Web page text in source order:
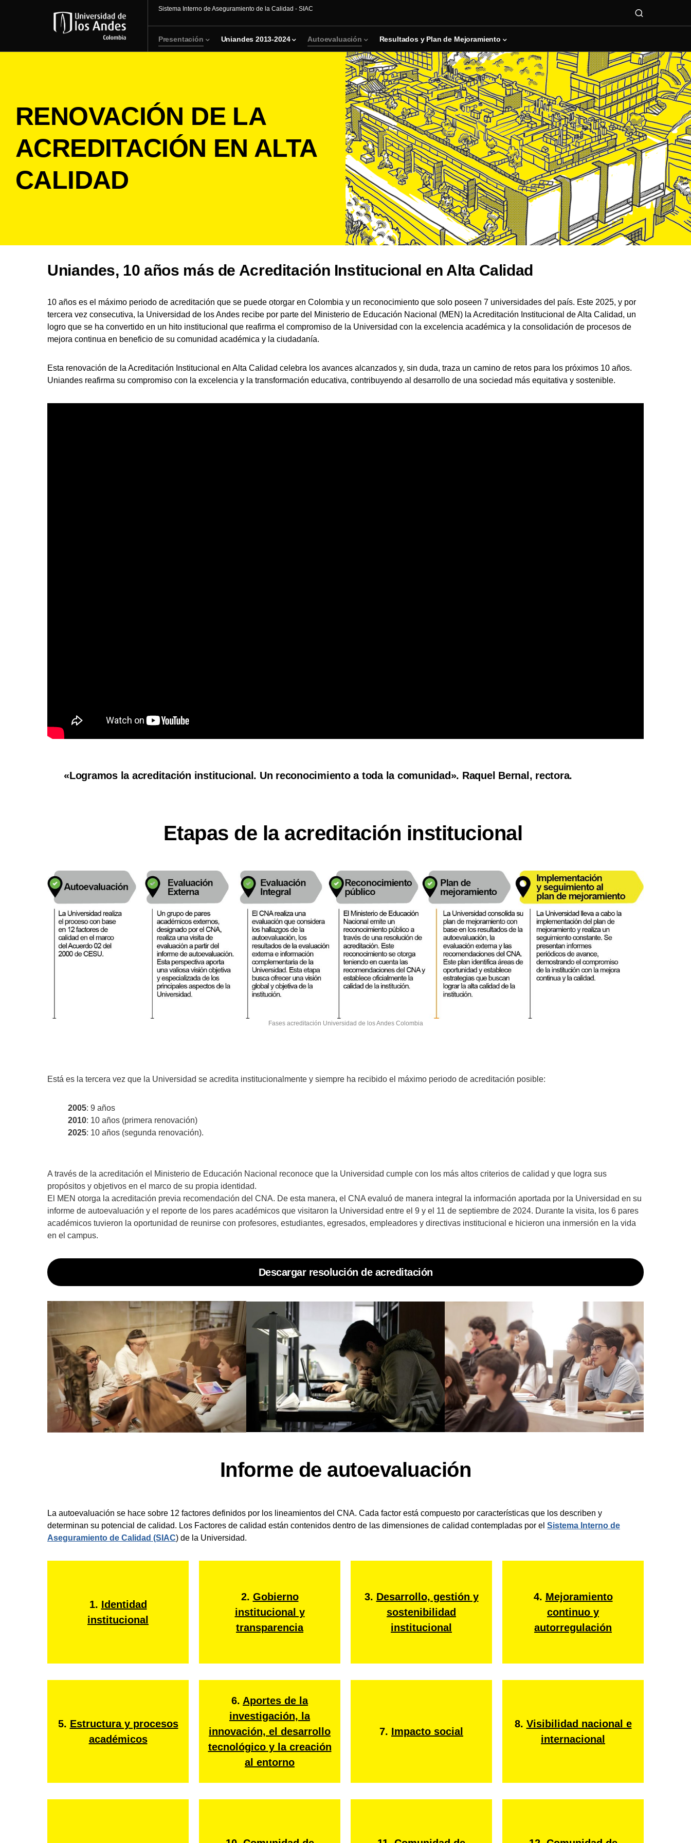
Sistema Interno de Aseguramiento de la Calidad - SIAC
Presentación Uniandes 2013-2024 Autoevaluación Resultados y Plan de Mejoramiento
RENOVACIÓN DE LA
ACREDITACIÓN EN ALTA
CALIDAD
Uniandes, 10 años más de Acreditación Institucional en Alta Calidad
10 años es el máximo periodo de acreditación que se puede otorgar en Colombia y un reconocimiento que solo poseen 7 universidades del país. Este 2025, y por
tercera vez consecutiva, la Universidad de los Andes recibe por parte del Ministerio de Educación Nacional (MEN) la Acreditación Institucional de Alta Calidad, un
logro que se ha convertido en un hito institucional que reafirma el compromiso de la Universidad con la excelencia académica y la consolidación de procesos de
mejora continua en beneficio de su comunidad académica y la ciudadanía.
Esta renovación de la Acreditación Institucional en Alta Calidad celebra los avances alcanzados y, sin duda, traza un camino de retos para los próximos 10 años.
Uniandes reafirma su compromiso con la excelencia y la transformación educativa, contribuyendo al desarrollo de una sociedad más equitativa y sostenible.
«Logramos la acreditación institucional. Un reconocimiento a toda la comunidad». Raquel Bernal, rectora.
Etapas de la acreditación institucional
Fases acreditación Universidad de los Andes Colombia
Está es la tercera vez que la Universidad se acredita institucionalmente y siempre ha recibido el máximo periodo de acreditación posible:
2005: 9 años
2010: 10 años (primera renovación)
2025: 10 años (segunda renovación).
A través de la acreditación el Ministerio de Educación Nacional reconoce que la Universidad cumple con los más altos criterios de calidad y que logra sus
propósitos y objetivos en el marco de su propia identidad.
El MEN otorga la acreditación previa recomendación del CNA. De esta manera, el CNA evaluó de manera integral la información aportada por la Universidad en su
informe de autoevaluación y el reporte de los pares académicos que visitaron la Universidad entre el 9 y el 11 de septiembre de 2024. Durante la visita, los 6 pares
académicos tuvieron la oportunidad de reunirse con profesores, estudiantes, egresados, empleadores y directivas institucional e hicieron una inmersión en la vida
en el campus.
Descargar resolución de acreditación
Informe de autoevaluación
La autoevaluación se hace sobre 12 factores definidos por los lineamientos del CNA. Cada factor está compuesto por características que los describen y
determinan su potencial de calidad. Los Factores de calidad están contenidos dentro de las dimensiones de calidad contempladas por el Sistema Interno de
Aseguramiento de Calidad (SIAC) de la Universidad.
1. Identidad
institucional
2. Gobierno
institucional y
transparencia
3. Desarrollo, gestión y
sostenibilidad
institucional
4. Mejoramiento
continuo y
autorregulación
5. Estructura y procesos
académicos
6. Aportes de la
investigación, la
innovación, el desarrollo
tecnológico y la creación
al entorno
7. Impacto social
8. Visibilidad nacional e
internacional